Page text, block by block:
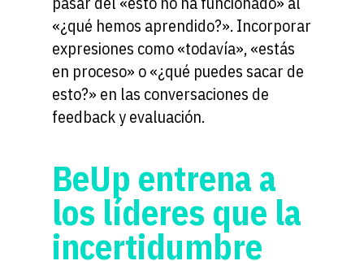
«¿qué hemos aprendido?». Incorporar
expresiones como «todavía», «estás
en proceso» o «¿qué puedes sacar de
esto?» en las conversaciones de
feedback y evaluación.
BeUp entrena a
los líderes que la
incertidumbre